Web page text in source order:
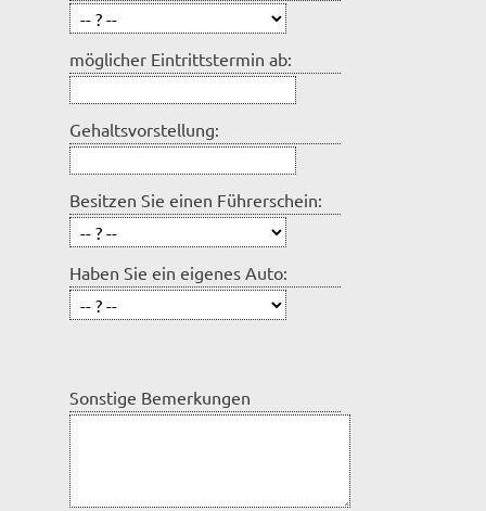
möglicher Eintrittstermin ab:
Gehaltsvorstellung:
Besitzen Sie einen Führerschein:
Haben Sie ein eigenes Auto:
Sonstige Bemerkungen